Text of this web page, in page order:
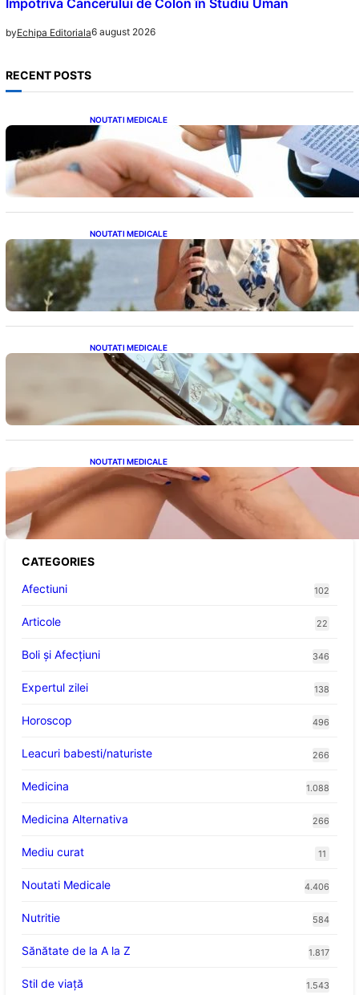
byEchipa Editoriala6 august 2026
RECENT POSTS
NOUTATI MEDICALE
Acordul României cu Banca Mondială: O
Analiză Detaliată a Împrumutului și
Condițiilor Impuse
NOUTATI MEDICALE
Nașterea prințesei Eugenie la Lisabona: O
alegere plină de semnificație pentru familia
regală britanică
NOUTATI MEDICALE
Revoluția Bateriilor pentru Telefoane:
Avantaje, Provocări și Viitorul Tehnologiei
Energetice
NOUTATI MEDICALE
Varicele și Umflarea Picioarelor pe Caniculă:
Înțelegerea Simptomelor și Măsurilor de
Prevenție
CATEGORIES
Afectiuni
102
Articole 22
Boli și Afecțiuni 346
Expertul zilei 138
Horoscop 496
Leacuri babesti/naturiste 266
Medicina 1.088
Medicina Alternativa 266
Mediu curat 11
Noutati Medicale 4.406
Nutritie 584
Sănătate de la A la Z 1.817
Stil de viaţă 1.543